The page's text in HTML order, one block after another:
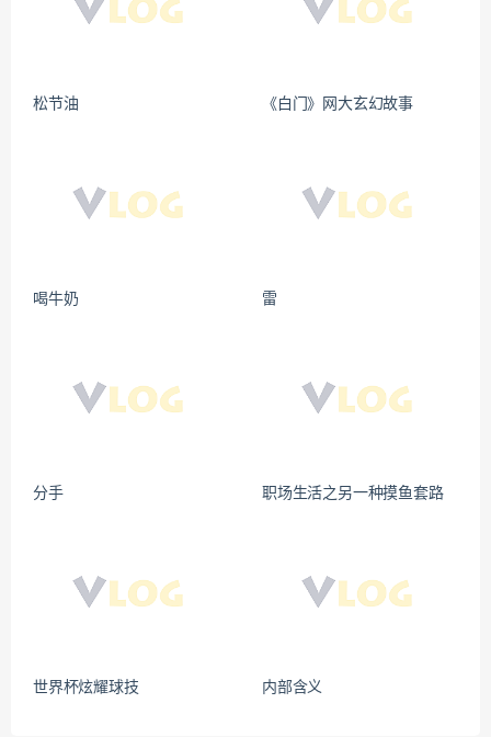
松节油 《白门》网大玄幻故事
喝牛奶 雷
分手 职场生活之另一种摸鱼套路
世界杯炫耀球技 内部含义